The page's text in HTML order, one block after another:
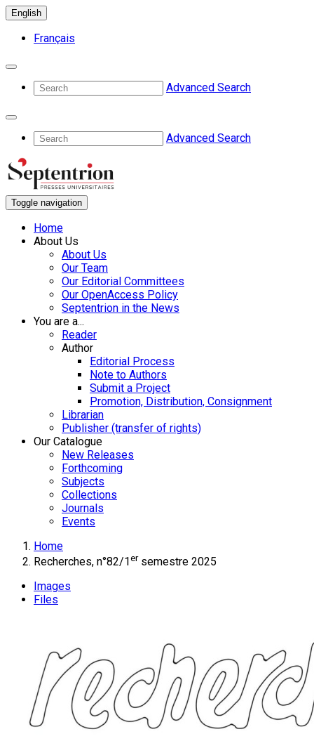
English
Français
Advanced Search
Advanced Search
Toggle navigation
Home
About Us
About Us
Our Team
Our Editorial Committees
Our OpenAccess Policy
Septentrion in the News
You are a...
Reader
Author
Editorial Process
Note to Authors
Submit a Project
Promotion, Distribution, Consignment
Librarian
Publisher (transfer of rights)
Our Catalogue
New Releases
Forthcoming
Subjects
Collections
Journals
Events
Home
Recherches, n°82/1 er semestre 2025
Images
Files